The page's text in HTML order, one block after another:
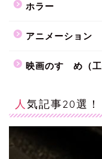
ホラー
アニメーション
映画のすゝめ（工
人気記事20選！